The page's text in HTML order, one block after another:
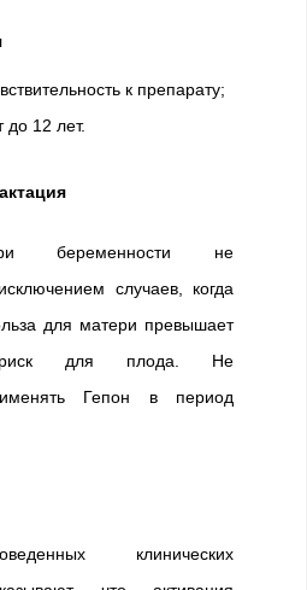
к препарату;
до 12 лет.
беременности не
случаев, когда
для матери превышает
риск для плода. Не
Гепон в период
клинических